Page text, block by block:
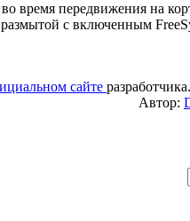
время передвижения на
с включенным
сайте разработчика.
Автор: